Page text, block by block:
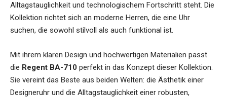
Alltagstauglichkeit und technologischem Fortschritt steht. Die
Kollektion richtet sich an moderne Herren, die eine Uhr
suchen, die sowohl stilvoll als auch funktional ist.
Mit ihrem klaren Design und hochwertigen Materialien passt
die Regent BA-710 perfekt in das Konzept dieser Kollektion.
Sie vereint das Beste aus beiden Welten: die Ästhetik einer
Designeruhr und die Alltagstauglichkeit einer robusten,